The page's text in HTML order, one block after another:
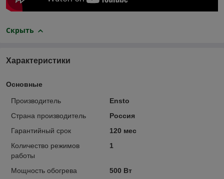
Скрыть
Характеристики
Основные
Производитель
Ensto
Страна производитель
Россия
Гарантийный срок
120 мес
Количество режимов
работы
1
Мощность обогрева 500 Вт